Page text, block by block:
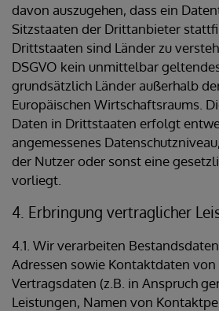
davon auszugehen, dass ein
Sitzstaaten der Drittanbieter
Drittstaaten sind Länder zu
DSGVO kein unmittelbar
grundsätzlich Länder außerhalb
Europäischen Wirtschaftsraums.
Daten in Drittstaaten erfolgt
angemessenes
der Nutzer oder sonst eine
vorliegt.
4. Erbringung vertraglicher
4.1. Wir verarbeiten
Adressen sowie Kontaktdaten von
Vertragsdaten (z.B. in Anspruch
Leistungen, Namen von